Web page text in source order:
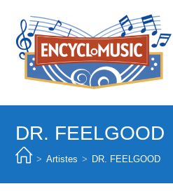
content
DR. FEELGOOD
> Artistes > DR. FEELGOOD